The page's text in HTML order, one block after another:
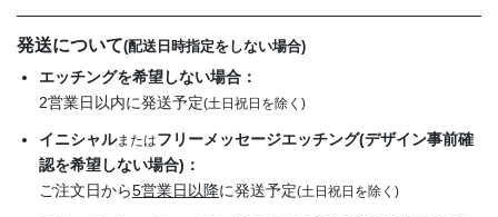
発送について(配送日時指定をしない場合)
エッチングを希望しない場合：
2営業日以内に発送予定(土日祝日を除く)
イニシャルまたはフリーメッセージエッチング(デザイン事前確
認を希望しない場合)：
ご注文日から5営業日以降に発送予定(土日祝日を除く)